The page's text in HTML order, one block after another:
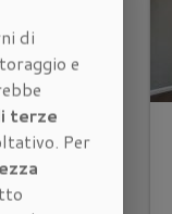
di
e
terze
Per